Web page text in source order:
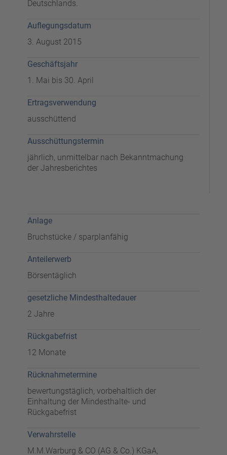
Deutschlands.
Auflegungsdatum
3. August 2015
Geschäftsjahr
1. Mai bis 30. April
Ertragsverwendung
ausschüttend
Ausschüttungstermin
jährlich, unmittelbar nach Bekanntmachung
der Jahresberichtes
Anlage
Bruchstücke / sparplanfähig
Anteilerwerb
Börsentäglich
gesetzliche Mindesthaltedauer
2 Jahre
Rückgabefrist
12 Monate
Rücknahmetermine
bewertungstäglich, vorbehaltlich der
Einhaltung der Mindesthalte- und
Rückgabefrist
Verwahrstelle
M.M.Warburg & CO (AG & Co.) KGaA,